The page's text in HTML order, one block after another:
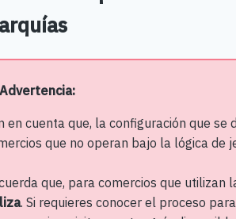
en cuenta que, la configuración que se
que no operan bajo la lógica de
que, para comercios que utilizan
. Si requieres conocer el proceso